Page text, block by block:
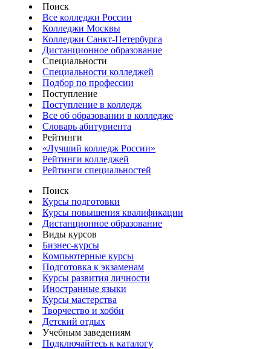
Поиск
Все колледжи России
Колледжи Москвы
Колледжи Санкт-Петербурга
Дистанционное образование
Специальности
Специальности колледжей
Подбор по профессии
Поступление
Поступление в колледж
Все об образовании в колледже
Словарь абитуриента
Рейтинги
«Лучший колледж России»
Рейтинги колледжей
Рейтинги специальностей
Поиск
Курсы подготовки
Курсы повышения квалификации
Дистанционное образование
Виды курсов
Бизнес-курсы
Компьютерные курсы
Подготовка к экзаменам
Курсы развития личности
Иностранные языки
Курсы мастерства
Творчество и хобби
Детский отдых
Учебным заведениям
Подключайтесь к каталогу